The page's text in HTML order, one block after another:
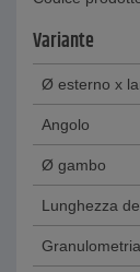
Variante
Ø esterno x
Angolo
Ø gambo
Lunghezza
Granulometria